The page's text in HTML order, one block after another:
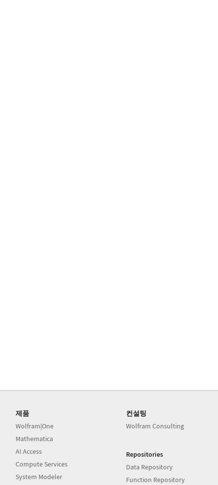
제품
Wolfram|One
Mathematica
AI Access
Compute Services
System Modeler
컨설팅
Wolfram Consulting
Repositories
Data Repository
Function Repository